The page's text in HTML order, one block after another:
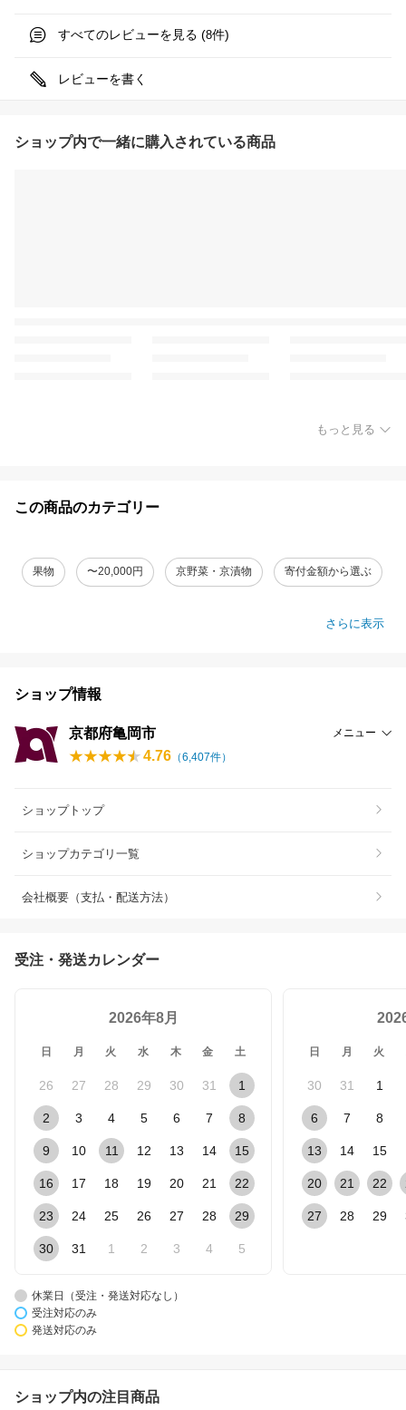
すべてのレビューを見る (8件)
レビューを書く
ショップ内で一緒に購入されている商品
もっと見る
この商品のカテゴリー
果物 〜20,000円 京野菜・京漬物 寄付金額から選ぶ
さらに表示
ショップ情報
京都府亀岡市 メニュー
4.76 （6,407件）
ショップトップ
ショップカテゴリ一覧
会社概要（支払・配送方法）
受注・発送カレンダー
2026年8月
日 月 火 水 木 金 土
26 27 28 29 30 31 1
2 3 4 5 6 7 8
9 10 11 12 13 14 15
16 17 18 19 20 21 22
23 24 25 26 27 28 29
30 31 1 2 3 4 5
日 月 火
30 31 1
6 7 8
13 14 15
20 21 22
27 28 29
休業日（受注・発送対応なし）
受注対応のみ
発送対応のみ
ショップ内の注目商品